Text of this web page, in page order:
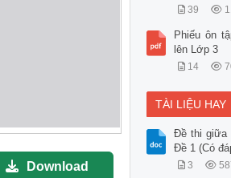
Download
39
Phiếu ôn
lên Lớp 3
14
TÀI LIỆU HAY
Đề thi giữa
Đề 1 (Có
3